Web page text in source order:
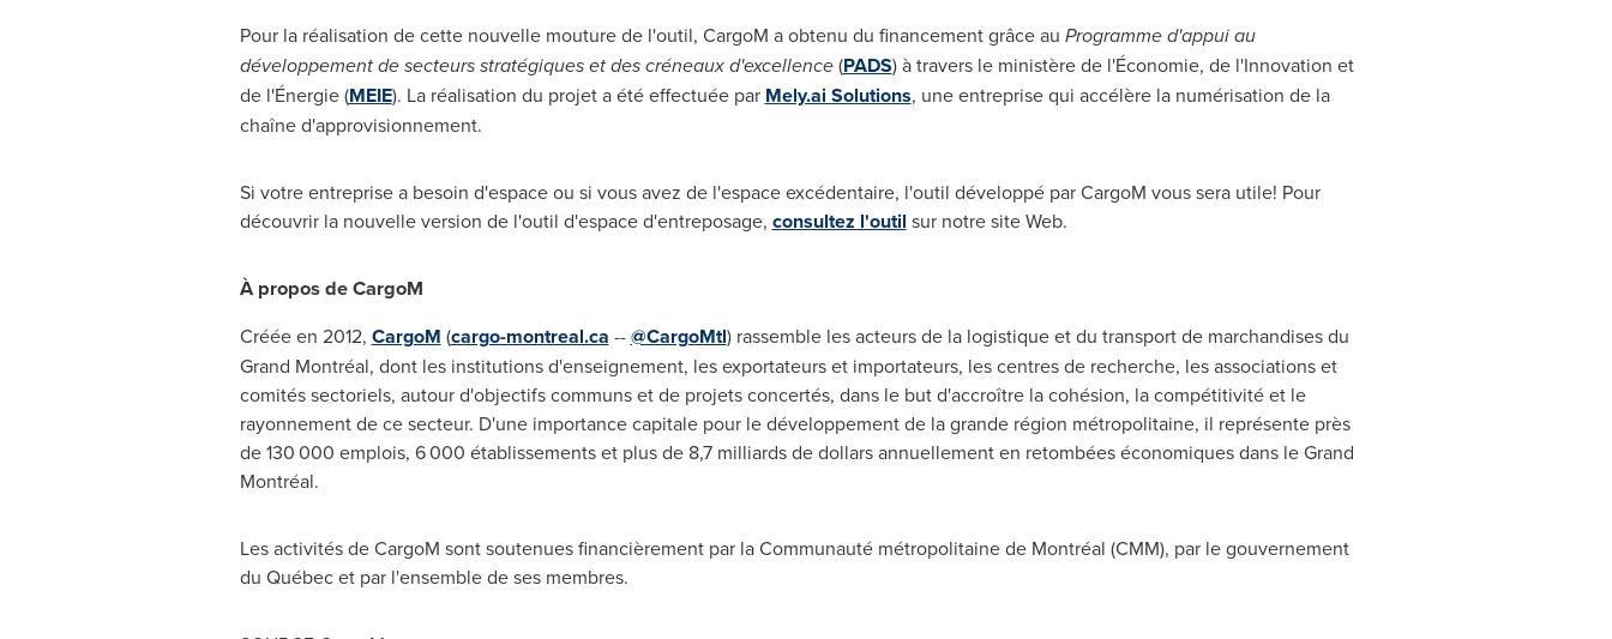
Pour la réalisation de cette nouvelle mouture de l'outil, CargoM a obtenu du financement grâce au Programme d'appui au
développement de secteurs stratégiques et des créneaux d'excellence(PADS) à travers le ministère de l'Économie, de l'Innovation et
de l'Énergie (MEIE). La réalisation du projet a été effectuée par Mely.ai Solutions, une entreprise qui accélère la numérisation de la
chaîne d'approvisionnement.
Si votre entreprise a besoin d'espace ou si vous avez de l'espace excédentaire, l'outil développé par CargoM vous sera utile! Pour
découvrir la nouvelle version de l'outil d'espace d'entreposage, consultez l'outil sur notre site Web.
À propos de CargoM
Créée en 2012, CargoM (cargo-montreal.ca --@CargoMtl) rassemble les acteurs de la logistique et du transport de marchandises du
Grand Montréal, dont les institutions d'enseignement, les exportateurs et importateurs, les centres de recherche, les associations et
comités sectoriels, autour d'objectifs communs et de projets concertés, dans le but d'accroître la cohésion, la compétitivité et le
rayonnement de ce secteur. D'une importance capitale pour le développement de la grande région métropolitaine, il représente près
de 130 000 emplois, 6 000 établissements et plus de 8,7 milliards de dollars annuellement en retombées économiques dans le Grand
Montréal.
Les activités de CargoM sont soutenues financièrement par la Communauté métropolitaine de Montréal (CMM), par le gouvernement
du Québec et par l'ensemble de ses membres.